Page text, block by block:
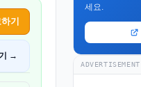
기
→
세요.
ADVERTISEMENT